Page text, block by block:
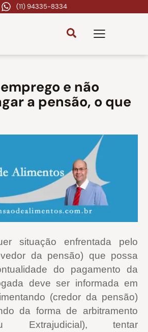
(11) 94335-8334
e não
a pensão, o que
situação enfrentada pelo
da pensão) que possa
do pagamento da
deve ser informada em
(credor da pensão)
da forma de arbitramento
Extrajudicial), tentar